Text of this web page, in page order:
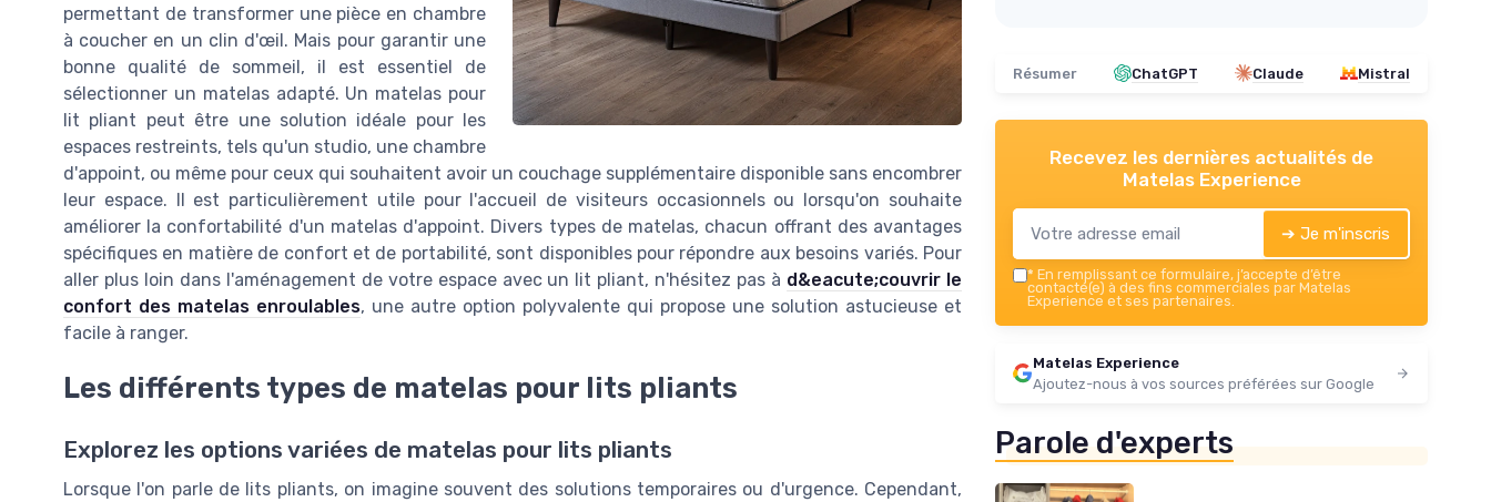
permettant de transformer une pièce en chambre
à coucher en un clin d'œil. Mais pour garantir une
bonne qualité de sommeil, il est essentiel de
sélectionner un matelas adapté. Un matelas pour
lit pliant peut être une solution idéale pour les
espaces restreints, tels qu'un studio, une chambre
d'appoint, ou même pour ceux qui souhaitent avoir un couchage supplémentaire disponible sans encombrer
leur espace. Il est particulièrement utile pour l'accueil de visiteurs occasionnels ou lorsqu'on souhaite
améliorer la confortabilité d'un matelas d'appoint. Divers types de matelas, chacun offrant des avantages
spécifiques en matière de confort et de portabilité, sont disponibles pour répondre aux besoins variés. Pour
aller plus loin dans l'aménagement de votre espace avec un lit pliant, n'hésitez pas à d&eacute;couvrir le
confort des matelas enroulables, une autre option polyvalente qui propose une solution astucieuse et
facile à ranger.
Les différents types de matelas pour lits pliants
Explorez les options variées de matelas pour lits pliants
Lorsque l'on parle de lits pliants, on imagine souvent des solutions temporaires ou d'urgence. Cependant,
Résumer ChatGPT Claude Mistral
Recevez les dernières actualités de
Matelas Experience
➔ Je m'inscris
* En remplissant ce formulaire, j’accepte d’être
contacté(e) à des fins commerciales par Matelas
Experience et ses partenaires.
Matelas Experience
Ajoutez-nous à vos sources préférées sur Google
Parole d'experts